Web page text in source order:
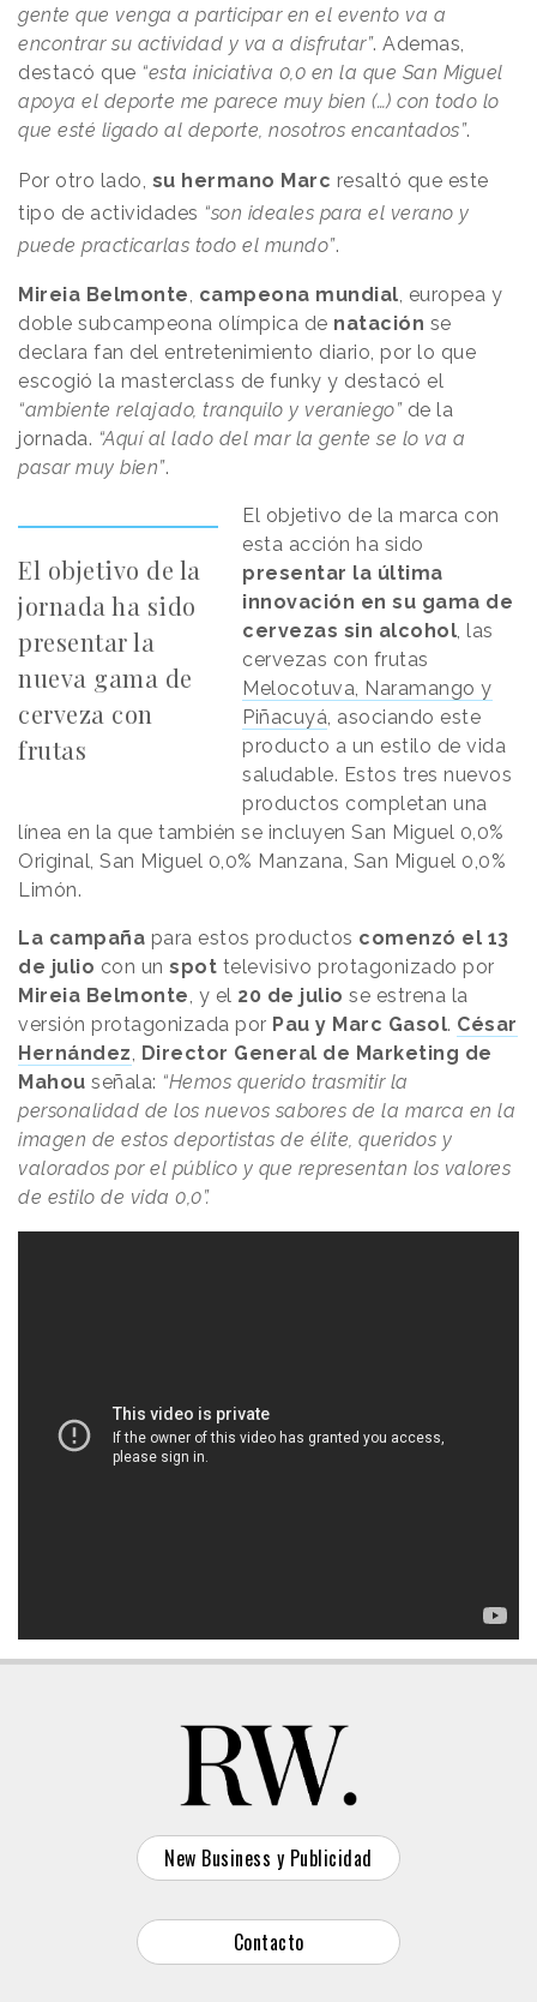
gente que venga a participar en el evento va a
encontrar su actividad y va a disfrutar”. Ademas,
destacó que “esta iniciativa 0,0 en la que San Miguel
apoya el deporte me parece muy bien (…) con todo lo
que esté ligado al deporte, nosotros encantados”.
Por otro lado, su hermano Marc resaltó que este
tipo de actividades “son ideales para el verano y
puede practicarlas todo el mundo”.
Mireia Belmonte, campeona mundial, europea y
doble subcampeona olímpica de natación se
declara fan del entretenimiento diario, por lo que
escogió la masterclass de funky y destacó el
“ambiente relajado, tranquilo y veraniego”de la
jornada. “Aquí al lado del mar la gente se lo va a
pasar muy bien”.
El objetivo de la
jornada ha sido
presentar la
nueva gama de
cerveza con
frutas
El objetivo de la marca con
esta acción ha sido
presentar la última
innovación en su gama de
cervezas sin alcohol, las
cervezas con frutas
Melocotuva, Naramango y
Piñacuyá, asociando este
producto a un estilo de vida
saludable. Estos tres nuevos
productos completan una
línea en la que también se incluyen San Miguel 0,0%
Original, San Miguel 0,0% Manzana, San Miguel 0,0%
Limón.
La campaña para estos productos comenzó el 13
de julio con un spot televisivo protagonizado por
Mireia Belmonte, y el 20 de julio se estrena la
versión protagonizada por Pau y Marc Gasol. César
Hernández, Director General de Marketing de
Mahou señala: “Hemos querido trasmitir la
personalidad de los nuevos sabores de la marca en la
imagen de estos deportistas de élite, queridos y
valorados por el público y que representan los valores
de estilo de vida 0,0”.
New Business y Publicidad
Contacto